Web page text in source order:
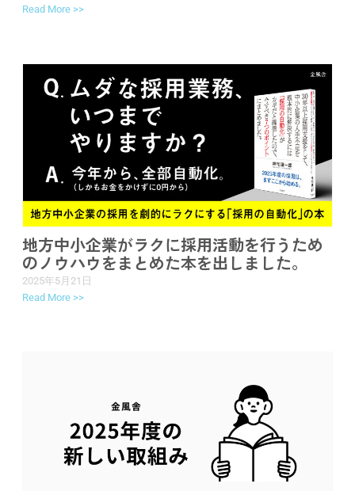
Read More >>
地方中小企業がラクに採用活動を行うため
のノウハウをまとめた本を出しました。
2025年5月21日
Read More >>